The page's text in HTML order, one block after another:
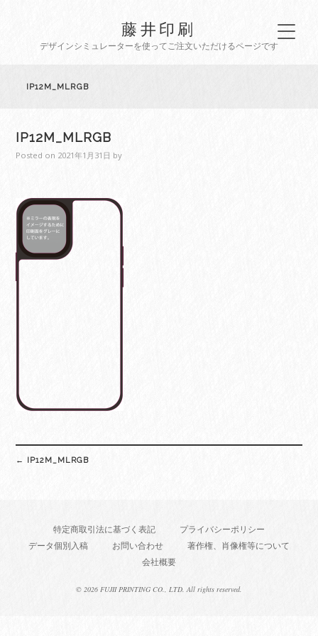
藤井印刷
デザインシミュレーターを使ってご注文いただけるページです
IP12M_MLRGB
IP12M_MLRGB
Posted on 2021年1月31日 by
navigation
← IP12M_MLRGB
特定商取引法に基づく表記
プライバシーポリシー
データ個別入稿
お問い合わせ
著作権、肖像権等について
会社概要
© 2026 FUJII PRINTING CO., LTD. All rights reserved.